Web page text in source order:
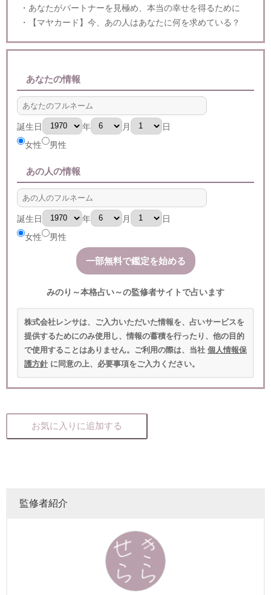
・あなたがパートナーを見極め、本当の幸せを得るために
・【マヤカード】今、あの人はあなたに何を求めている？
あなたの情報
誕生日 年 月
日
女性
男性
あの人の情報
誕生日 年 月
日
女性
男性
みのり～本格占い～の監修者サイトで占います
株式会社レンサは、ご入力いただいた情報を、占いサービスを
提供するためにのみ使用し、情報の蓄積を行ったり、他の目的
で使用することはありません。ご利用の際は、当社 個人情報保
護方針 に同意の上、必要事項をご入力ください。
お気に入りに追加する
監修者紹介